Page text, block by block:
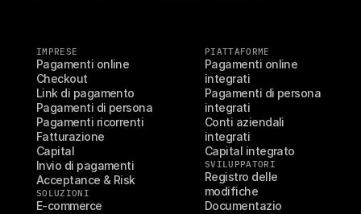
IMPRESE
Pagamenti online
Checkout
Link di pagamento
Pagamenti di persona
Pagamenti ricorrenti
Fatturazione
Capital
Invio di pagamenti
Acceptance & Risk
SOLUZIONI
E-commerce
PIATTAFORME
Pagamenti online
integrati
Pagamenti di persona
integrati
Conti aziendali
integrati
Capital integrato
SVILUPPATORI
Registro delle
modifiche
Documentazio